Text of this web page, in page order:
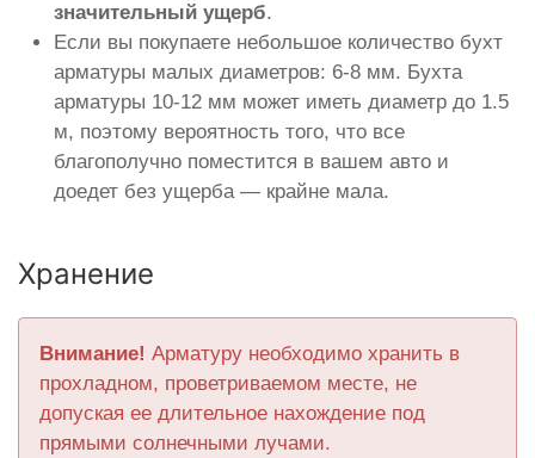
значительный ущерб.
Если вы покупаете небольшое количество бухт
арматуры малых диаметров: 6-8 мм. Бухта
арматуры 10-12 мм может иметь диаметр до 1.5
м, поэтому вероятность того, что все
благополучно поместится в вашем авто и
доедет без ущерба — крайне мала.
Хранение
Внимание! Арматуру необходимо хранить в
прохладном, проветриваемом месте, не
допуская ее длительное нахождение под
прямыми солнечными лучами.